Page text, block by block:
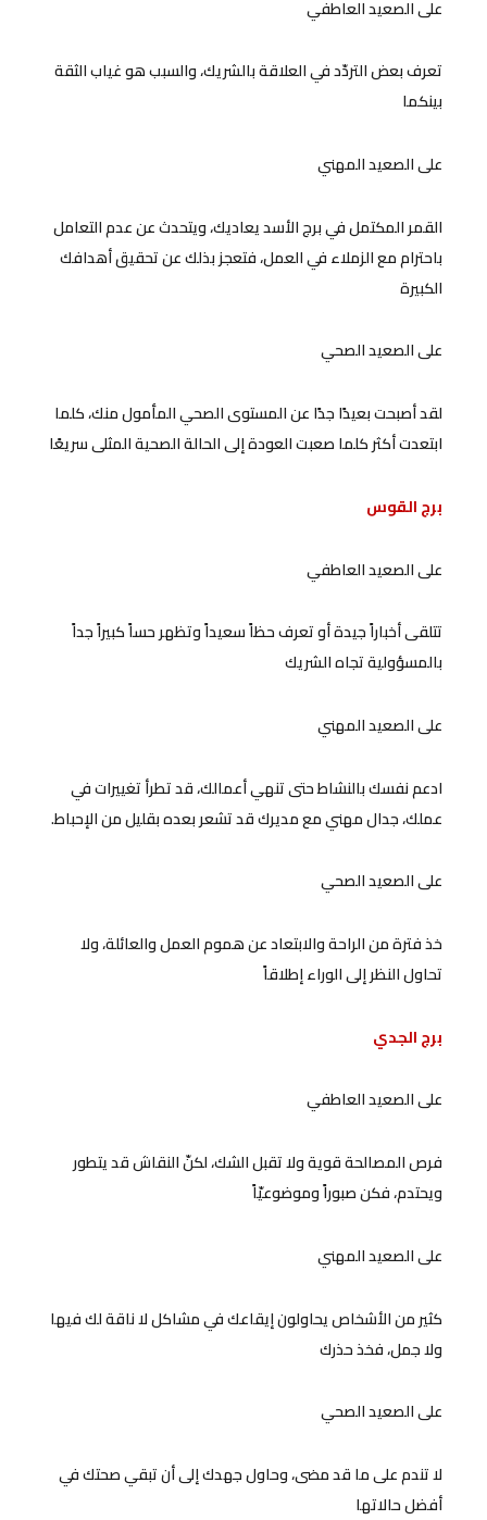
على الصعيد العاطفي
تعرف بعض التردّد في العلاقة بالشريك، والسبب هو غياب الثقة
بينكما
على الصعيد المهني
القمر المكتمل في برج الأسد يعاديك، ويتحدث عن عدم التعامل
باحترام مع الزملاء في العمل، فتعجز بذلك عن تحقيق أهدافك
الكبيرة
على الصعيد الصحي
لقد أصبحت بعيدًا جدًا عن المستوى الصحي المأمول منك، كلما
ابتعدت أكثر كلما صعبت العودة إلى الحالة الصحية المثلى سريعًا
برج القوس
على الصعيد العاطفي
تتلقى أخباراً جيدة أو تعرف حظاً سعيداً وتظهر حساً كبيراً جداً
بالمسؤولية تجاه الشريك
على الصعيد المهني
ادعم نفسك بالنشاط حتى تنهي أعمالك، قد تطرأ تغييرات في
عملك، جدال مهني مع مديرك قد تشعر بعده بقليل من الإحباط.
على الصعيد الصحي
خذ فترة من الراحة والابتعاد عن هموم العمل والعائلة، ولا
تحاول النظر إلى الوراء إطلاقاً
برج الجدي
على الصعيد العاطفي
فرص المصالحة قوية ولا تقبل الشك، لكنّ النقاش قد يتطور
ويحتدم، فكن صبوراً وموضوعيّاً
على الصعيد المهني
كثير من الأشخاص يحاولون إيقاعك في مشاكل لا ناقة لك فيها
ولا جمل، فخذ حذرك
على الصعيد الصحي
لا تندم على ما قد مضى، وحاول جهدك إلى أن تبقي صحتك في
أفضل حالاتها